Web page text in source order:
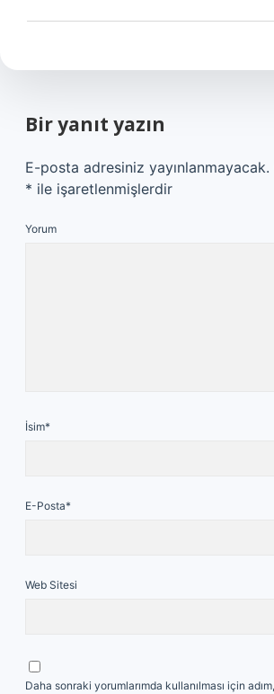
Bir yanıt yazın
E-posta adresiniz yayınlanmayacak.
* ile işaretlenmişlerdir
Yorum
İsim*
E-Posta*
Web Sitesi
Daha sonraki yorumlarımda kullanılması için